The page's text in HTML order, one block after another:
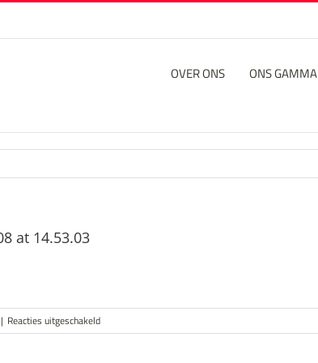
OVER ONS ONS GAMMA
at 14.53.03
| Reacties uitgeschakeldvoor
WhatsApp